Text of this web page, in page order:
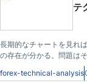
テ
長期的なチャートを見れ
の存在が分かる。問題は
を通ってドリフトするか
私はこの夏、この市場で
forex-technical-analysis